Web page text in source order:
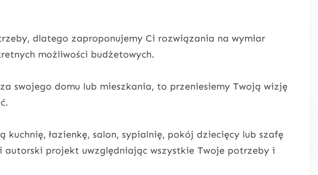
dlatego zaproponujemy Ci rozwiązania na wymiar
możliwości budżetowych.
swojego domu lub mieszkania, to przeniesiemy Twoją wizję
kuchnię, łazienkę, salon, sypialnię, pokój dziecięcy lub szafę
autorski projekt uwzględniając wszystkie Twoje potrzeby i